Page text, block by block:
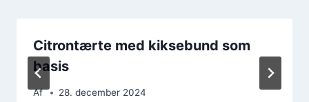
Citrontærte med kiksebund som
basis
Af 28. december 2024